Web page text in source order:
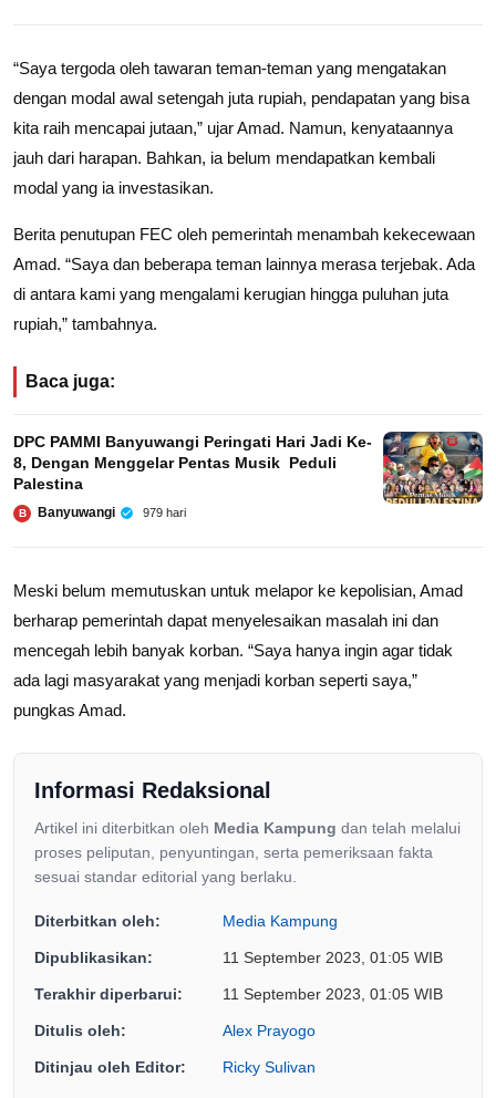
“Saya tergoda oleh tawaran teman-teman yang mengatakan
dengan modal awal setengah juta rupiah, pendapatan yang bisa
kita raih mencapai jutaan,” ujar Amad. Namun, kenyataannya
jauh dari harapan. Bahkan, ia belum mendapatkan kembali
modal yang ia investasikan.
Berita penutupan FEC oleh pemerintah menambah kekecewaan
Amad. “Saya dan beberapa teman lainnya merasa terjebak. Ada
di antara kami yang mengalami kerugian hingga puluhan juta
rupiah,” tambahnya.
Baca juga:
DPC PAMMI Banyuwangi Peringati Hari Jadi Ke-
8, Dengan Menggelar Pentas Musik Peduli
Palestina
B Banyuwangi 979 hari
Meski belum memutuskan untuk melapor ke kepolisian, Amad
berharap pemerintah dapat menyelesaikan masalah ini dan
mencegah lebih banyak korban. “Saya hanya ingin agar tidak
ada lagi masyarakat yang menjadi korban seperti saya,”
pungkas Amad.
Informasi Redaksional
Artikel ini diterbitkan oleh Media Kampung dan telah melalui
proses peliputan, penyuntingan, serta pemeriksaan fakta
sesuai standar editorial yang berlaku.
Diterbitkan oleh: Media Kampung
Dipublikasikan: 11 September 2023, 01:05 WIB
Terakhir diperbarui: 11 September 2023, 01:05 WIB
Ditulis oleh: Alex Prayogo
Ditinjau oleh Editor: Ricky Sulivan